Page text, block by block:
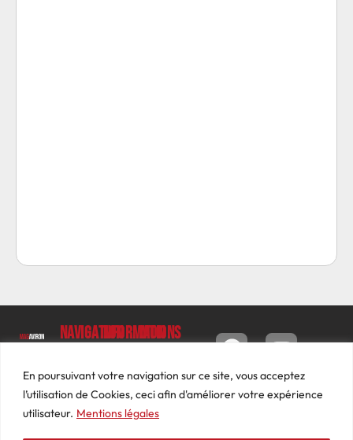
En poursuivant votre navigation sur ce site, vous acceptez
l’utilisation de Cookies, ceci afin d'améliorer votre expérience
utilisateur. Mentions légales
Luc
Barbier
69640
Navigation
Le
Magazine
Photos
Informations
Conditions
générales
de ventes
Mentions
Mon
Tableau
de bord
Commandes